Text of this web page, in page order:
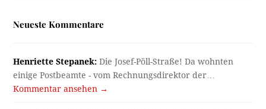
Neueste Kommentare
Henriette Stepanek: Die Josef-Pöll-Straße! Da wohnten
einige Postbeamte - vom Rechnungsdirektor der…
Kommentar ansehen →